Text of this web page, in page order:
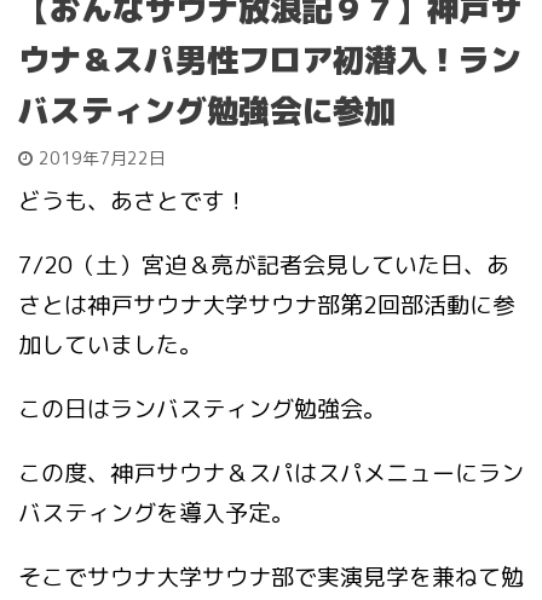
ウナ＆スパ男性フロア初潜入！ラン
バスティング勉強会に参加
2019年7月22日
どうも、あさとです！
7/20（土）宮迫＆亮が記者会見していた日、あ
さとは神戸サウナ大学サウナ部第2回部活動に参
加していました。
この日はランバスティング勉強会。
この度、神戸サウナ＆スパはスパメニューにラン
バスティングを導入予定。
そこでサウナ大学サウナ部で実演見学を兼ねて勉